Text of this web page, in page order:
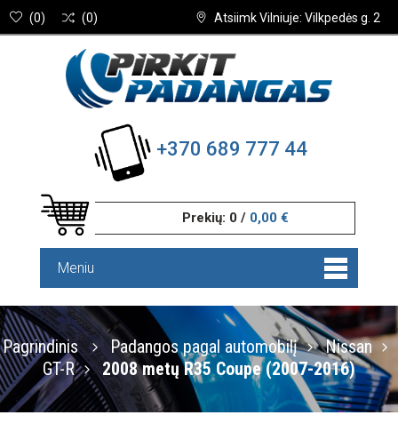
Atsiimk Vilniuje: Vilkpedės g. 2
(0) (0)
+370 689 777 44
Prekių: 0 / 0,00 €
Meniu
Pagrindinis Padangos pagal automobilį
Nissan
GT-R
2008 metų R35 Coupe (2007-2016)